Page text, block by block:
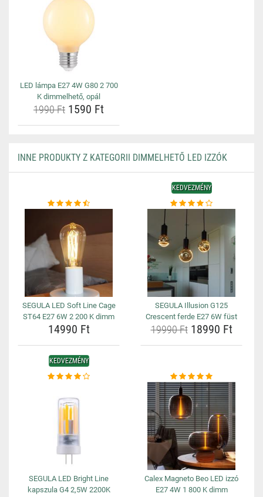
LED lámpa E27 4W G80 2 700
K dimmelhető, opál
1990 Ft 1590 Ft
INNE PRODUKTY Z KATEGORII DIMMELHETŐ LED IZZÓK
SEGULA LED Soft Line Cage
ST64 E27 6W 2 200 K dimm
14990 Ft
KEDVEZMÉNY
SEGULA Illusion G125
Crescent ferde E27 6W füst
19990 Ft18990 Ft
KEDVEZMÉNY
SEGULA LED Bright Line
kapszula G4 2,5W 2200K
Calex Magneto Beo LED izzó
E27 4W 1 800 K dimm